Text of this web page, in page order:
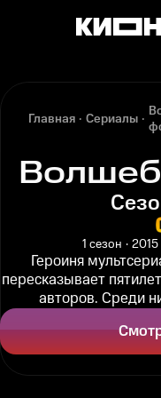
Главная Сериалы
1 сезон 2015
Героиня
пересказывает
авторов. Среди